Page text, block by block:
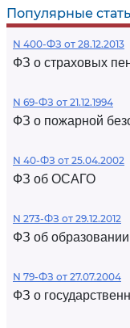
Популярные
N 400-ФЗ от 28.12.2013
ФЗ о страховых
N 69-ФЗ от 21.12.1994
ФЗ о пожарной
N 40-ФЗ от 25.04.2002
ФЗ об ОСАГО
N 273-ФЗ от 29.12.2012
ФЗ об образовании
N 79-ФЗ от 27.07.2004
ФЗ о